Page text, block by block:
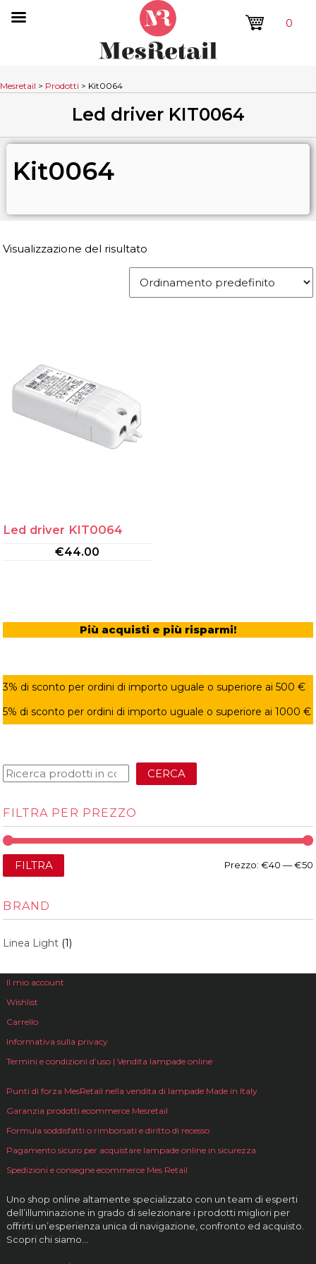
0
Mesretail > Prodotti > Kit0064
Led driver KIT0064
Kit0064
Visualizzazione del risultato
Led driver KIT0064
€44.00
Più acquisti e più risparmi!
3% di sconto per ordini di importo uguale o superiore ai 500 €
5% di sconto per ordini di importo uguale o superiore ai 1000 €
CERCA
FILTRA PER PREZZO
FILTRA Prezzo: €40 —€50
BRAND
Linea Light (1)
Il mio account
Wishlist
Carrello
Informativa sulla privacy
Termini e condizioni d’uso | Vendita lampade online
Punti di forza MesRetail nella vendita di lampade Made in Italy
Garanzia prodotti ecommerce Mesretail
Formula soddisfatti o rimborsati e diritto di recesso
Pagamento sicuro per acquistare lampade online in sicurezza
Spedizioni e consegne ecommerce Mes Retail
Uno shop online altamente specializzato con un team di esperti
dell’illuminazione in grado di selezionare i prodotti migliori per
offrirti un’esperienza unica di navigazione, confronto ed acquisto.
Scopri chi siamo…